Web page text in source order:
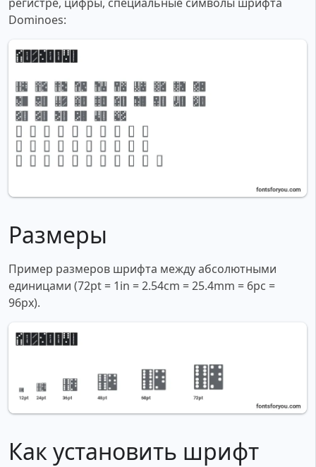
регистре, цифры, специальные символы шрифта
Dominoes:
Размеры
Пример размеров шрифта между абсолютными
единицами (72pt = 1in = 2.54cm = 25.4mm = 6pc =
96px).
Как установить шрифт